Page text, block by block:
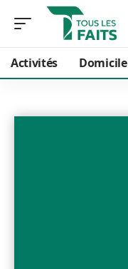
Activités Domicile